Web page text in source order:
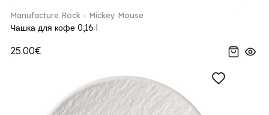
Manufacture Rock - Mickey Mouse
Чашка для кофе 0,16 l
25.00€